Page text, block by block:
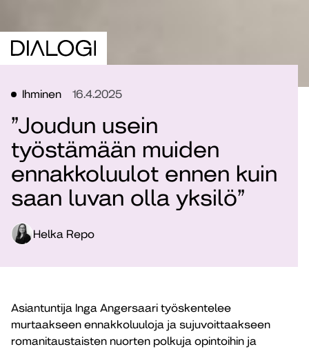
Ihminen 16.4.2025
”Joudun usein
työstämään muiden
ennakkoluulot ennen kuin
saan luvan olla yksilö”
Helka Repo
Asiantuntija Inga Angersaari työskentelee
murtaakseen ennakkoluuloja ja sujuvoittaakseen
romanitaustaisten nuorten polkuja opintoihin ja